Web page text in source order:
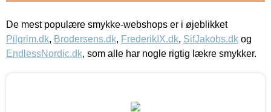
De mest populære smykke-webshops er i øjeblikket
Pilgrim.dk, Brodersens.dk, FrederikIX.dk, SifJakobs.dk og
EndlessNordic.dk, som alle har nogle rigtig lækre smykker.